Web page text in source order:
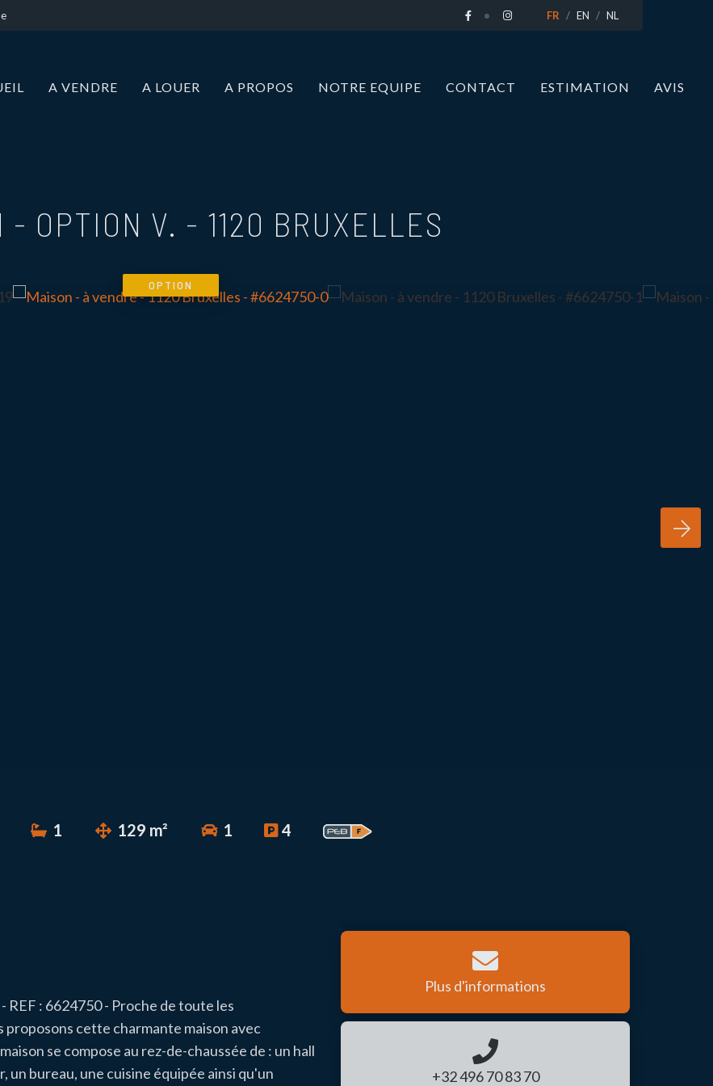
FR EN NL
A VENDRE A LOUER A PROPOS NOTRE EQUIPE CONTACT ESTIMATION AVIS
- OPTION V. - 1120 BRUXELLES
OPTION
1 129 m² 1 4
: 6624750 - Proche de toute les
proposons cette charmante maison avec
se compose au rez-de-chaussée de : un hall
un bureau, une cuisine équipée ainsi qu'un
Plus d'informations
+32 496 70 83 70